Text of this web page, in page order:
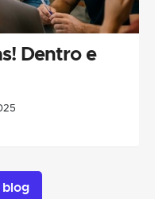
Dentro e